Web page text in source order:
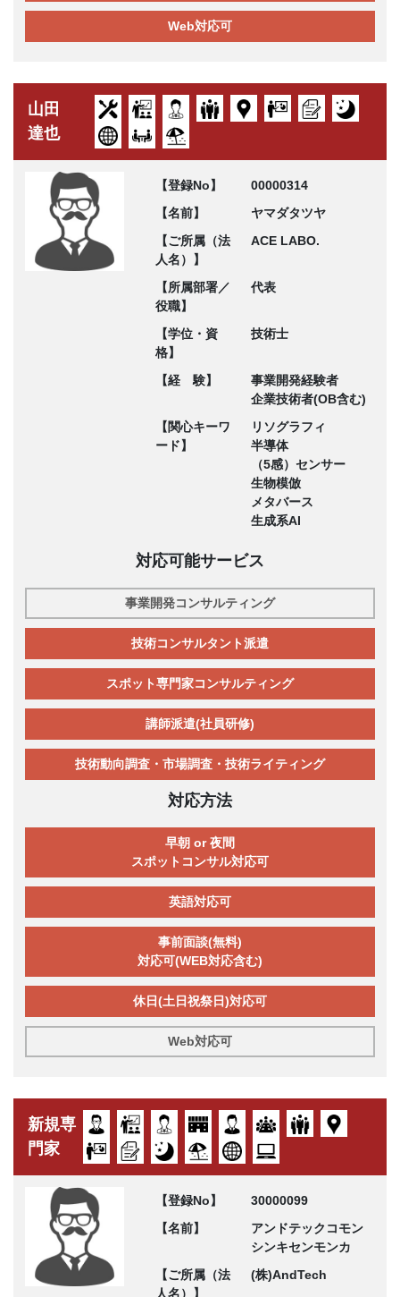
Web対応可
山田
達也
【登録No】
00000314
【名前】
ヤマダタツヤ
【ご所属（法
人名）】
ACE LABO.
【所属部署／
役職】
代表
【学位・資
格】
技術士
【経 験】
事業開発経験者
企業技術者(OB含む)
【関心キーワ
ード】
リソグラフィ
半導体
（5感）センサー
生物模倣
メタバース
生成系AI
対応可能サービス
事業開発コンサルティング
技術コンサルタント派遣
スポット専門家コンサルティング
講師派遣(社員研修)
技術動向調査・市場調査・技術ライティング
対応方法
早朝 or 夜間
スポットコンサル対応可
英語対応可
事前面談(無料)
対応可(WEB対応含む)
休日(土日祝祭日)対応可
Web対応可
新規専
門家
【登録No】
30000099
【名前】
アンドテックコモン
シンキセンモンカ
【ご所属（法
人名）】
(株)AndTech